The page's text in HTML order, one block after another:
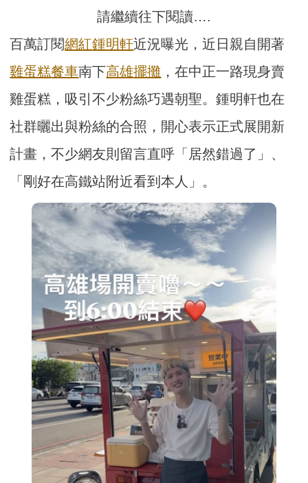
請繼續往下閱讀….
百萬訂閱網紅鍾明軒近況曝光，近日親自開著
雞蛋糕餐車南下高雄擺攤 ，在中正一路現身賣
雞蛋糕，吸引不少粉絲巧遇朝聖。鍾明軒也在
社群曬出與粉絲的合照，開心表示正式展開新
計畫，不少網友則留言直呼「居然錯過了」、
「剛好在高鐵站附近看到本人」。